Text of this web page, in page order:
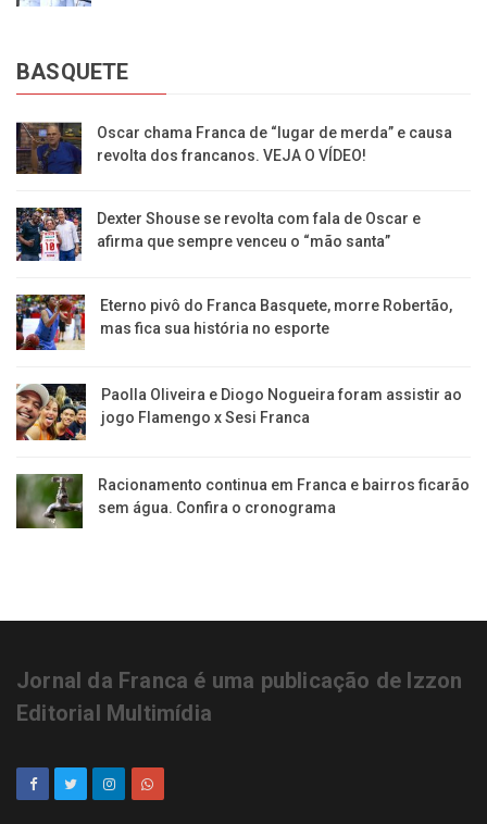
BASQUETE
Oscar chama Franca de “lugar de merda” e causa
revolta dos francanos. VEJA O VÍDEO!
Dexter Shouse se revolta com fala de Oscar e
afirma que sempre venceu o “mão santa”
Eterno pivô do Franca Basquete, morre Robertão,
mas fica sua história no esporte
Paolla Oliveira e Diogo Nogueira foram assistir ao
jogo Flamengo x Sesi Franca
Racionamento continua em Franca e bairros ficarão
sem água. Confira o cronograma
Jornal da Franca é uma publicação de Izzon
Editorial Multimídia